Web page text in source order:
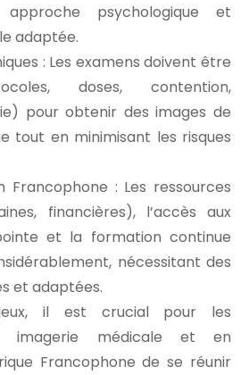
psychologique et
adaptée.
: Les examens doivent être
doses, contention,
pour obtenir des images de
tout en minimisant les risques
Francophone : Les ressources
financières), l’accès aux
et la formation continue
nécessitant des
et adaptées.
il est crucial pour les
imagerie médicale et en
Francophone de se réunir